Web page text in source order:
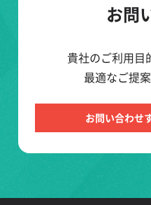
お問
貴社のご利用目
最適なご提
お問い合わせ